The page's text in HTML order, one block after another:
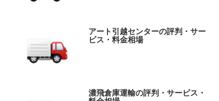
アート引越センターの評判・サー
ビス・料金相場
濃飛倉庫運輸の評判・サービス・